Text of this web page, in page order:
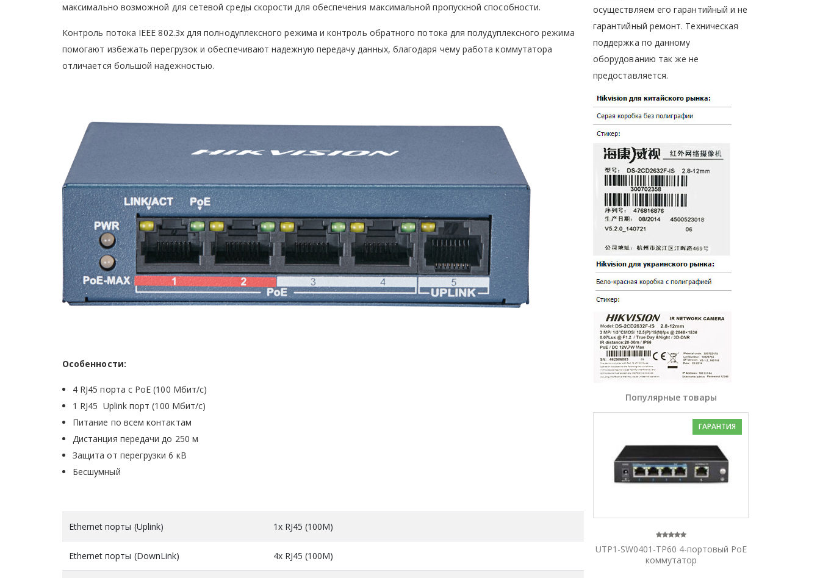
максимально возможной для сетевой среды скорости для обеспечения максимальной пропускной способности.
Контроль потока IEEE 802.3x для полнодуплексного режима и контроль обратного потока для полудуплексного режима
помогают избежать перегрузок и обеспечивают надежную передачу данных, благодаря чему работа коммутатора
отличается большой надежностью.
Особенности:
4 RJ45 порта с PoE (100 Мбит/с)
1 RJ45 Uplink порт (100 Мбит/с)
Питание по всем контактам
Дистанция передачи до 250 м
Защита от перегрузки 6 кВ
Бесшумный
Ethernet порты (Uplink) 1х RJ45 (100M)
Ethernet порты (DownLink) 4x RJ45 (100M)
осуществляем его гарантийный и не
гарантийный ремонт. Техническая
поддержка по данному
оборудованию так же не
предоставляется.
Популярные товары
ГАРАНТИЯ
UTP1-SW0401-TP60 4-портовый PoE
коммутатор